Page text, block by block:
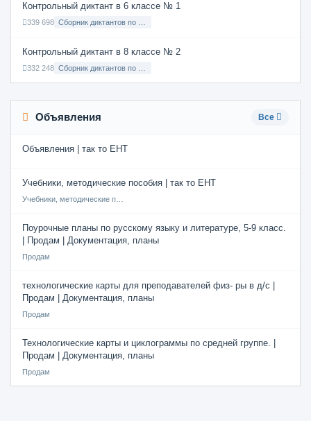
Контрольный диктант в 6 классе № 1
339 698
Контрольный диктант в 8 классе № 2
332 248
Объявления Все
Объявления | так то ЕНТ
Учебники, методические пособия | так то ЕНТ
Поурочные планы по русскому языку и литературе, 5-9 класс.
| Продам | Документация, планы
Продам
технологические карты для преподавателей физ- ры в д/с |
Продам | Документация, планы
Продам
Технологические карты и циклограммы по средней группе. |
Продам | Документация, планы
Продам